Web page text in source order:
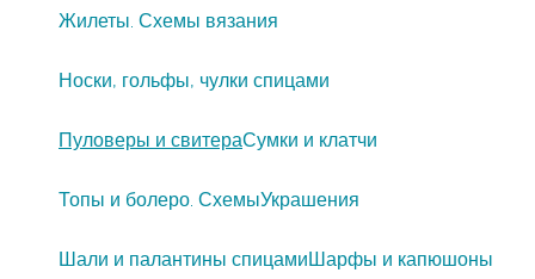
Жилеты. Схемы вязания
Носки, гольфы, чулки спицами
Пуловеры и свитераСумки и клатчи
Топы и болеро. СхемыУкрашения
Шали и палантины спицамиШарфы и капюшоны